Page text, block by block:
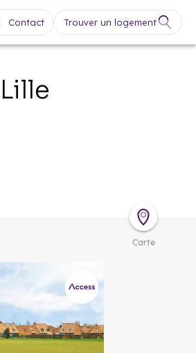
Contact Trouver un logement
Lille
Carte